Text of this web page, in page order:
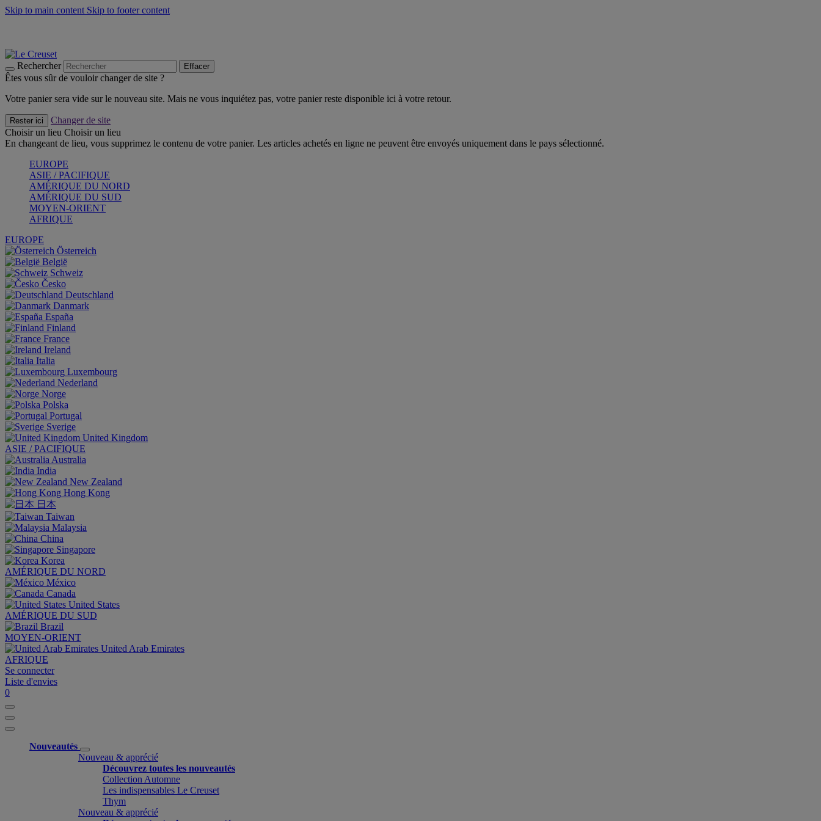
Skip to main content Skip to footer content
Rechercher Effacer
Êtes vous sûr de vouloir changer de site ?
Votre panier sera vide sur le nouveau site. Mais ne vous inquiétez pas, votre panier reste disponible ici à votre retour.
Rester ici
Changer de site
Choisir un lieu Choisir un lieu
En changeant de lieu, vous supprimez le contenu de votre panier. Les articles achetés en ligne ne peuvent être envoyés uniquement dans le pays sélectionné.
EUROPE
ASIE / PACIFIQUE
AMÉRIQUE DU NORD
AMÉRIQUE DU SUD
MOYEN-ORIENT
AFRIQUE
EUROPE
Österreich
België
Schweiz
Česko
Deutschland
Danmark
España
Finland
France
Ireland
Italia
Luxembourg
Nederland
Norge
Polska
Portugal
Sverige
United Kingdom
ASIE / PACIFIQUE
Australia
India
New Zealand
Hong Kong
日本
Taiwan
Malaysia
China
Singapore
Korea
AMÉRIQUE DU NORD
México
Canada
United States
AMÉRIQUE DU SUD
Brazil
MOYEN-ORIENT
United Arab Emirates
AFRIQUE
Se connecter
Liste d'envies
0
Nouveautés
Nouveau & apprécié
Découvrez toutes les nouveautés
Collection Automne
Les indispensables Le Creuset
Thym
Nouveau & apprécié